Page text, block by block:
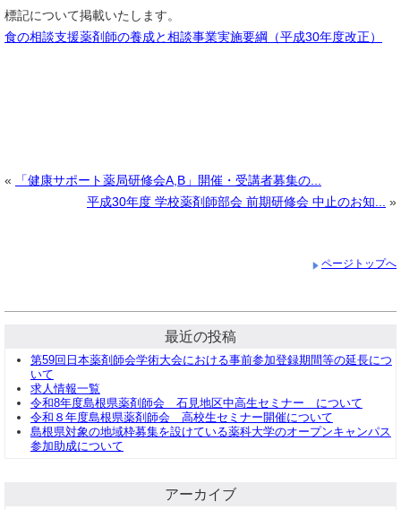
標記について掲載いたします。
食の相談支援薬剤師の養成と相談事業実施要綱（平成30年度改正）
«
「健康サポート薬局研修会A,B」開催・受講者募集の...
平成30年度 学校薬剤師部会 前期研修会 中止のお知...
»
ページトップへ
最近の投稿
第59回日本薬剤師会学術大会における事前参加登録期間等の延長につ
いて
求人情報一覧
令和8年度島根県薬剤師会 石見地区中高生セミナー について
令和８年度島根県薬剤師会 高校生セミナー開催について
島根県対象の地域枠募集を設けている薬科大学のオープンキャンパス
参加助成について
アーカイブ